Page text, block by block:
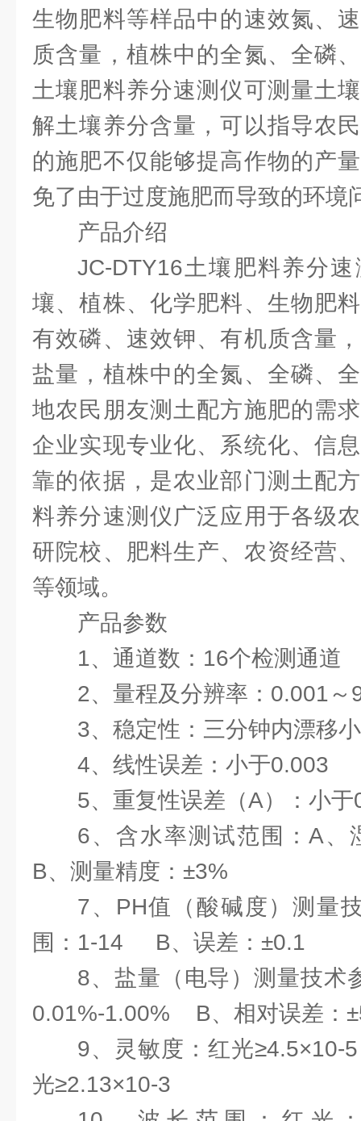
生物肥料等样品中的速效氮、
质含量，植株中的全氮、全磷
土壤肥料养分速测仪可测量土
解土壤养分含量，可以指导农
的施肥不仅能够提高作物的产
免了由于过度施肥而导致的环境
产品介绍
JC-DTY16土壤肥料养分
壤、植株、化学肥料、生物肥
有效磷、速效钾、有机质含量
盐量，植株中的全氮、全磷、
地农民朋友测土配方施肥的需
企业实现专业化、系统化、信
靠的依据，是农业部门测土配
料养分速测仪广泛应用于各级
研院校、肥料生产、农资经营
等领域。
产品参数
1、通道数：16个检测通道
2、量程及分辨率：0.001～
3、稳定性：三分钟内漂移
4、线性误差：小于0.003
5、重复性误差（A）：小于
6、含水率测试范围：A
B、测量精度：±3%
7、PH值（酸碱度）测量
围：1-14 B、误差：±0.1
8、盐量（电导）测量技术
0.01%-1.00% B、相对误差：
9、灵敏度：红光
光≥2.13×10-3